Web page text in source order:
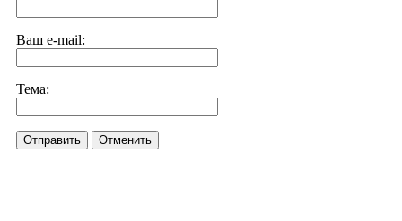
Ваш e-mail:
Тема:
Отправить Отменить